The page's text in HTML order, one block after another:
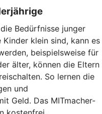
Bedürfnisse junger
klein sind, kann es
beispielsweise für
älter, können die Eltern
So lernen die
und
Geld. Das MITmacher-